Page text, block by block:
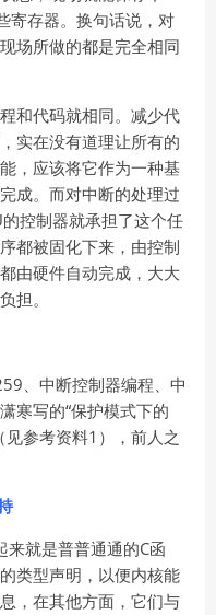
寄存器。换句话说，对
场所做的都是完全相同
和代码就相同。减少代
实在没有道理让所有的
，应该将它作为一种基
成。而对中断的处理过
控制器就承担了这个任
都被固化下来，由控制
由硬件自动完成，大大
担。
、中断控制器编程、中
寒写的“保护模式下的
参考资料1），前人之
就是普普通通的C函
类型声明，以便内核能
，在其他方面，它们与